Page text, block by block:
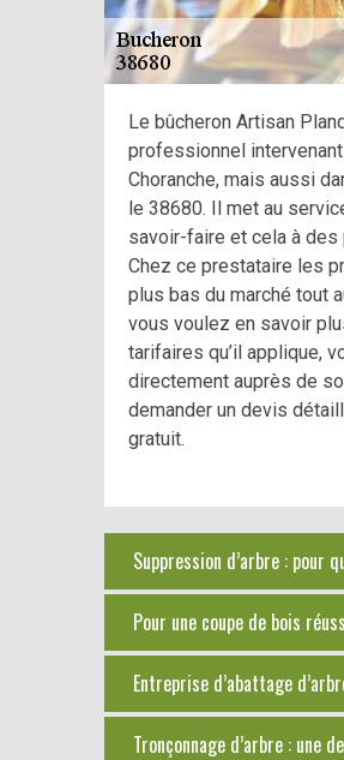
Le bûcheron Artisan
professionnel
Choranche, mais aussi
le 38680. Il met au
savoir-faire et cela à
Chez ce prestataire les
plus bas du marché tout
vous voulez en savoir
tarifaires qu’il applique,
directement auprès de
demander un devis
gratuit.
Suppression d’arbre : pour
Pour une coupe de bois
Entreprise d’abattage
Tronçonnage d’arbre : une